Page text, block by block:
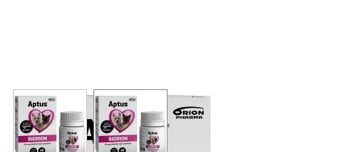
View larger imageView larger image